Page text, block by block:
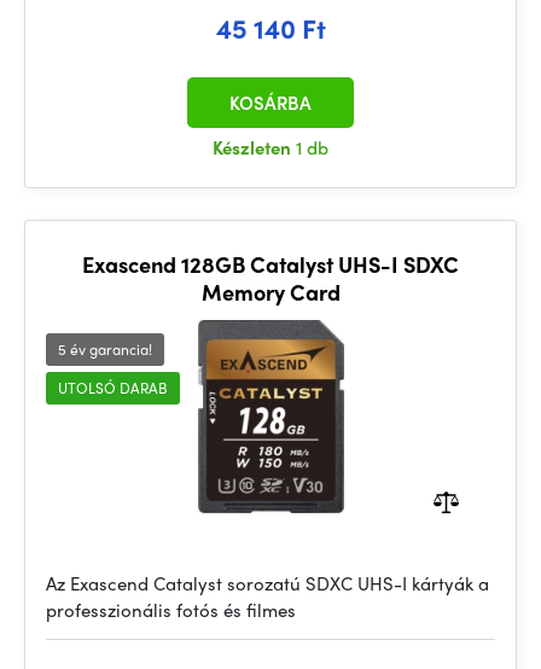
45 140 Ft
Készleten 1 db
KOSÁRBA
Exascend 128GB Catalyst UHS-I SDXC
Memory Card
5 év garancia!
UTOLSÓ DARAB
Az Exascend Catalyst sorozatú SDXC UHS-I kártyák a
professzionális fotós és filmes